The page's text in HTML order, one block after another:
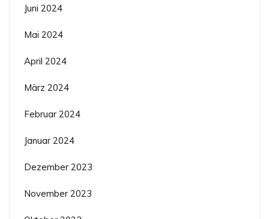
Juni 2024
Mai 2024
April 2024
März 2024
Februar 2024
Januar 2024
Dezember 2023
November 2023